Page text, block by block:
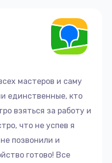
мастеров и саму
единственные, кто
взяться за работу и
что не успев я
позвонили и
готово! Все